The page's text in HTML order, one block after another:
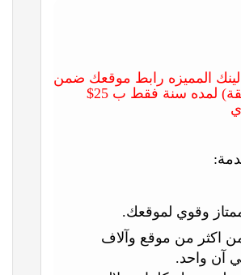
لينك المميزه رابط موقعك ضمن
(مواقع صديقة) لمده سنة فقط ب 25$
وقوي لموقعك.
اكثر من موقع وآلاف
آن واحد.